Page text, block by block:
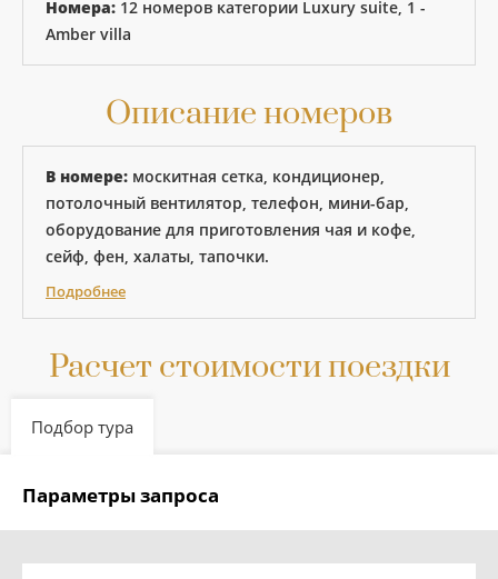
Номера: 12 номеров категории Luxury suite, 1 -
Amber villa
Описание номеров
В номере: москитная сетка, кондиционер,
потолочный вентилятор, телефон, мини-бар,
оборудование для приготовления чая и кофе,
сейф, фен, халаты, тапочки.
Подробнее
Расчет стоимости поездки
Подбор тура
Параметры запроса